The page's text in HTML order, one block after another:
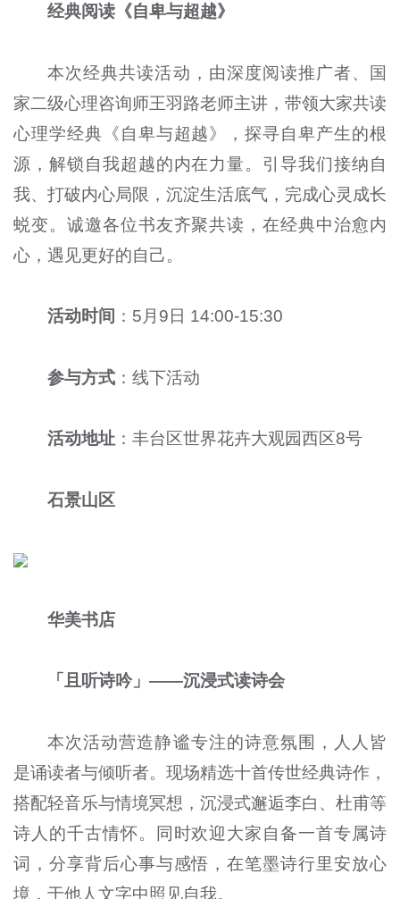
经典阅读《自卑与超越》
本次经典共读活动，由深度阅读推广者、国
家二级心理咨询师王羽路老师主讲，带领大家共读
心理学经典《自卑与超越》，探寻自卑产生的根
源，解锁自我超越的内在力量。引导我们接纳自
我、打破内心局限，沉淀生活底气，完成心灵成长
蜕变。诚邀各位书友齐聚共读，在经典中治愈内
心，遇见更好的自己。
活动时间 ：5月9日 14:00-15:30
参与方式 ：线下活动
活动地址 ：丰台区世界花卉大观园西区8号
石景山区
华美书店
「且听诗吟」——沉浸式读诗会
本次活动营造静谧专注的诗意氛围，人人皆
是诵读者与倾听者。现场精选十首传世经典诗作，
搭配轻音乐与情境冥想，沉浸式邂逅李白、杜甫等
诗人的千古情怀。同时欢迎大家自备一首专属诗
词，分享背后心事与感悟，在笔墨诗行里安放心
境，于他人文字中照见自我。